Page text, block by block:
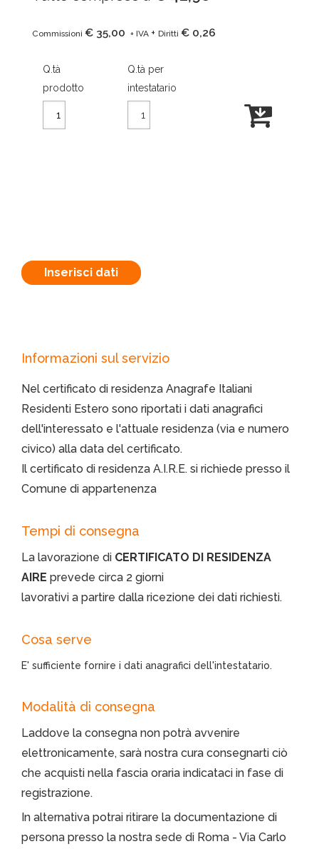
Commissioni € 35,00 + IVA + Diritti € 0,26
Q.tà
prodotto
Q.tà per
intestatario
Inserisci dati
Informazioni sul servizio
Nel certificato di residenza Anagrafe Italiani
Residenti Estero sono riportati i dati anagrafici
dell'interessato e l'attuale residenza (via e numero
civico) alla data del certificato.
Il certificato di residenza A.I.R.E. si richiede presso il
Comune di appartenenza
Tempi di consegna
La lavorazione di CERTIFICATO DI RESIDENZA
AIRE prevede circa 2 giorni
lavorativi a partire dalla ricezione dei dati richiesti.
Cosa serve
E' sufficiente fornire i dati anagrafici dell'intestatario.
Modalità di consegna
Laddove la consegna non potrà avvenire
elettronicamente, sarà nostra cura consegnarti ciò
che acquisti nella fascia oraria indicataci in fase di
registrazione.
In alternativa potrai ritirare la documentazione di
persona presso la nostra sede di Roma - Via Carlo